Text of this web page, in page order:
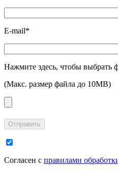
E-mail*
Нажмите здесь, чтобы выбрать
(Макс. размер файла до 10MB)
Отправить
Согласен с правилами